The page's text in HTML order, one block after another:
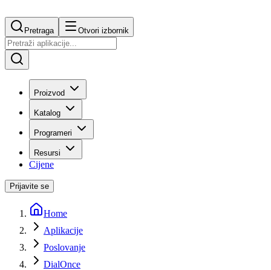
Pretraga Otvori izbornik
Proizvod
Katalog
Programeri
Resursi
Cijene
Prijavite se
Home
Aplikacije
Poslovanje
DialOnce